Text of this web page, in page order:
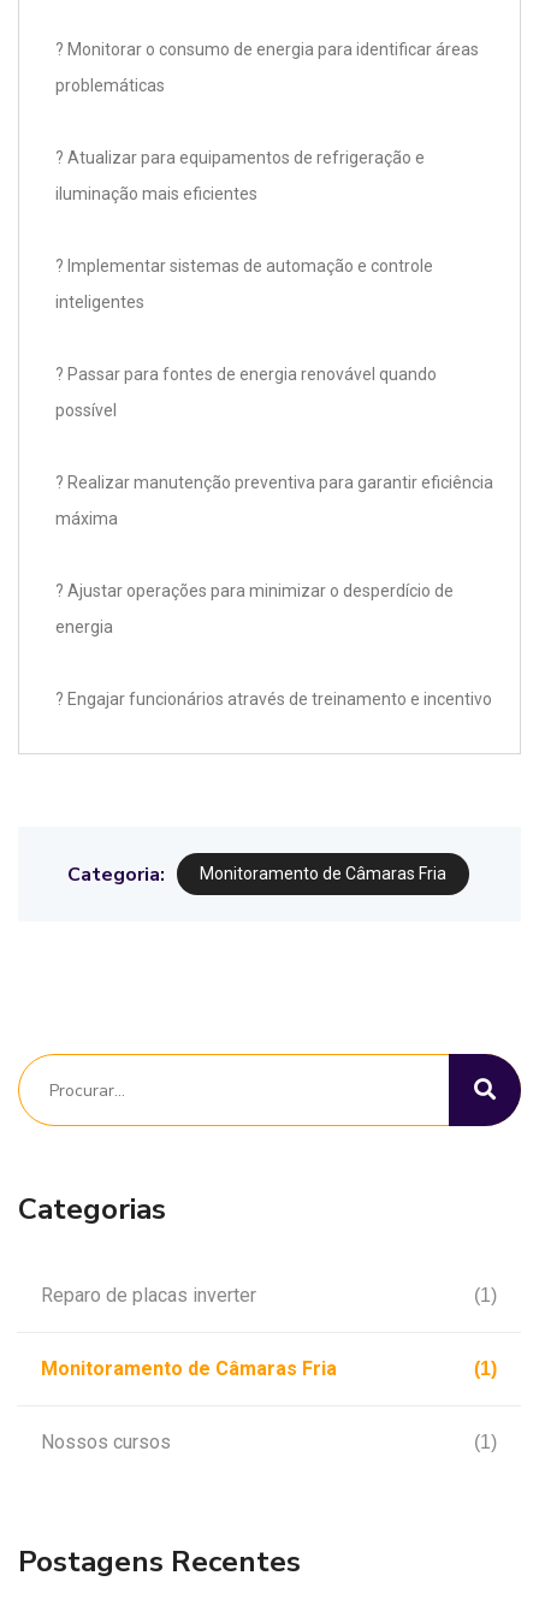
? Monitorar o consumo de energia para identificar áreas
problemáticas
? Atualizar para equipamentos de refrigeração e
iluminação mais eficientes
? Implementar sistemas de automação e controle
inteligentes
? Passar para fontes de energia renovável quando
possível
? Realizar manutenção preventiva para garantir eficiência
máxima
? Ajustar operações para minimizar o desperdício de
energia
? Engajar funcionários através de treinamento e incentivo
Categoria: Monitoramento de Câmaras Fria
Categorias
Reparo de placas inverter (1)
Monitoramento de Câmaras Fria (1)
Nossos cursos (1)
Postagens Recentes